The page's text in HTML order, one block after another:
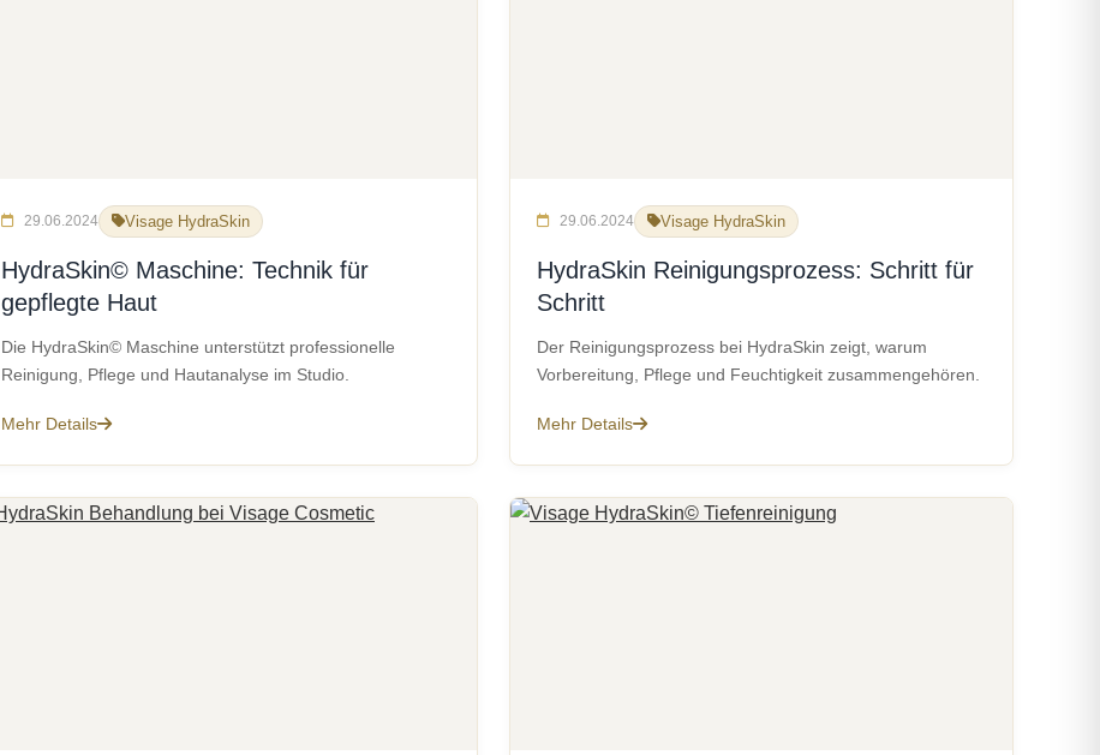
29.06.2024 Visage HydraSkin
HydraSkin© Maschine: Technik für
gepflegte Haut
Die HydraSkin© Maschine unterstützt professionelle
Reinigung, Pflege und Hautanalyse im Studio.
Mehr Details
29.06.2024 Visage HydraSkin
HydraSkin Reinigungsprozess: Schritt für
Schritt
Der Reinigungsprozess bei HydraSkin zeigt, warum
Vorbereitung, Pflege und Feuchtigkeit zusammengehören.
Mehr Details